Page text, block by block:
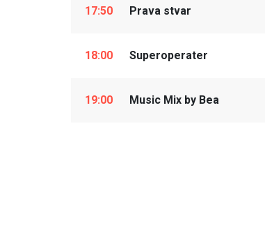
17:50 Prava stvar
18:00 Superoperater
19:00 Music Mix by Bea